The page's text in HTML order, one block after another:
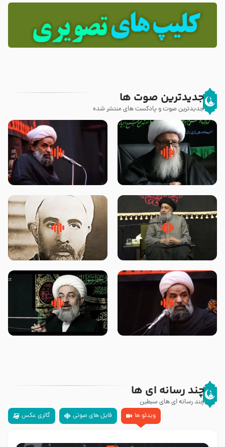
جدیدترین صوت ها
جدیدترین صوت و پادکست های منتشر شده
زوّار اربعین امام حسین (علیه
السلام) با این اشتیاق به زیارت
روضه جانسوز پاره های جگر امام
حسن مجتبی علیه السلام-حجت
لقب حضرت رقیه سلام الله علیها به
چه معناست – حجت الاسلام علوی
روضه‌ی مجلس یزید ملعون و
اسارت اهل‌بیت علیهم‌السلام –
محدث زاده
سلام جوانی که امام حسین علیه
السلام خودش جوابش را دادند
زیارتی که اسباب رزق زیاد و عمر
طولانی است حجت السلام حسین
چند رسانه ای ها
چند رسانه ای های سبطین
ویدئو ها
فایل های صوتی گالری عکس